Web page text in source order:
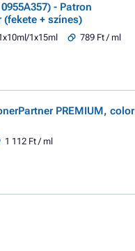
- Patron
(fekete + színes)
1x15ml
789 Ft / ml
PREMIUM, color
1 112 Ft / ml